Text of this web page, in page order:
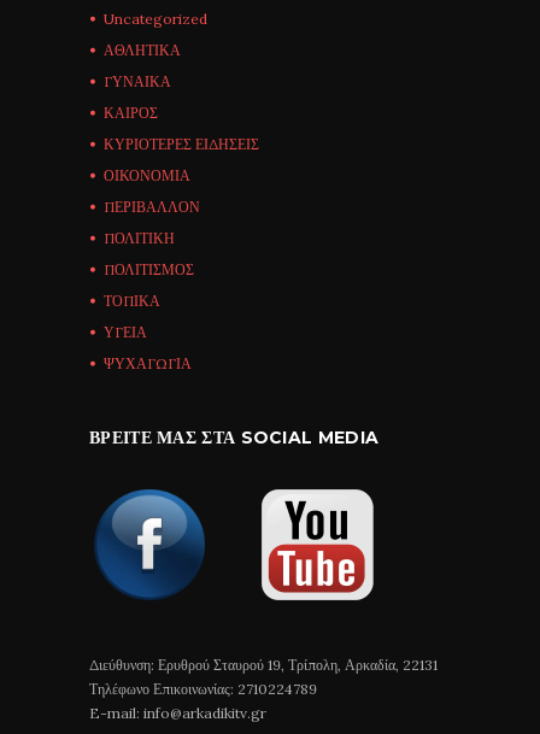
Uncategorized
ΑΘΛΗΤΙΚΑ
ΓΥΝΑΙΚΑ
ΚΑΙΡΟΣ
ΚΥΡΙΟΤΕΡΕΣ ΕΙΔΗΣΕΙΣ
ΟΙΚΟΝΟΜΙΑ
ΠΕΡΙΒΑΛΛΟΝ
ΠΟΛΙΤΙΚΗ
ΠΟΛΙΤΙΣΜΟΣ
ΤΟΠΙΚΑ
ΥΓΕΙΑ
ΨΥΧΑΓΩΓΙΑ
ΒΡΕΊΤΕ ΜΑΣ ΣΤΑ SOCIAL MEDIA
Διεύθυνση: Ερυθρού Σταυρού 19, Τρίπολη, Αρκαδία, 22131
Τηλέφωνο Επικοινωνίας: 2710224789
E-mail: info@arkadikitv.gr